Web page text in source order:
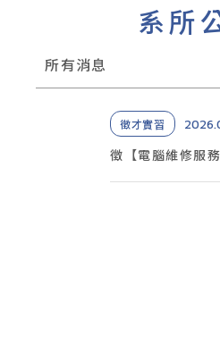
系所
所有消息
徵才實習
徵【電腦維修服